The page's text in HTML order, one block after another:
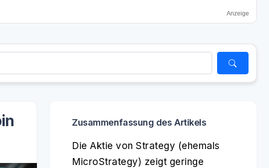
Anzeige
Zusammenfassung des Artikels
Die Aktie von Strategy (ehemals
MicroStrategy) zeigt geringe